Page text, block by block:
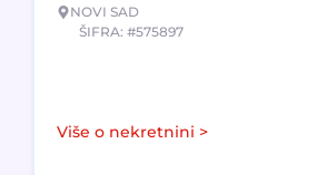
NOVI SAD
ŠIFRA: #575897
Više o nekretnini >